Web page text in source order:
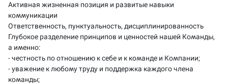
Активная жизненная позиция и развитые навыки
коммуникации
Ответственность, пунктуальность, дисциплинированность
Глубокое разделение принципов и ценностей нашей Команды,
а именно:
- честность по отношению к себе и к команде и Компании;
- уважение к любому труду и поддержка каждого члена
команды;